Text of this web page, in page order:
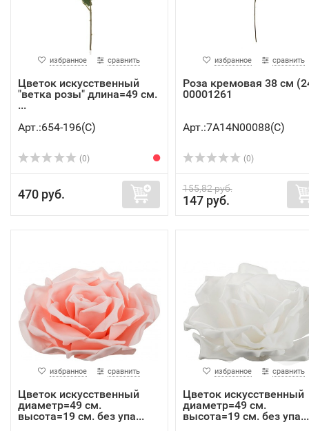
избранное сравнить
Цветок искусственный
"ветка розы" длина=49 см.
...
Арт.:654-196(C)
(0)
470 руб.
избранное сравнить
Роза кремовая 38 см
00001261
Арт.:7A14N00088(C)
(0)
155,82 руб.
147 руб.
избранное сравнить
Цветок искусственный
диаметр=49 см.
высота=19 см. без упа...
избранное сравнить
Цветок искусственный
диаметр=49 см.
высота=19 см. без упа...